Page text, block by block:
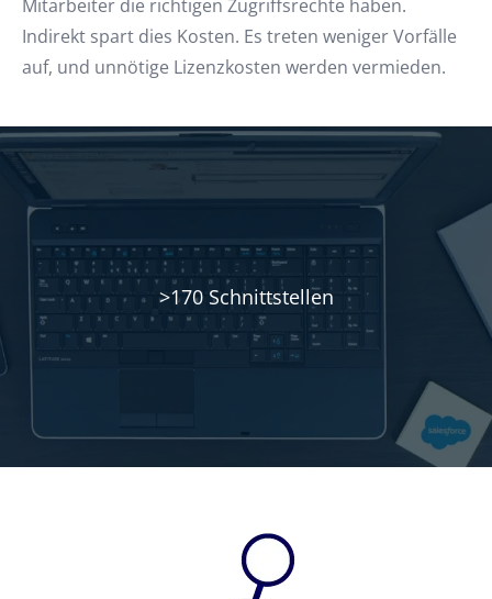
Mitarbeiter die richtigen Zugriffsrechte haben.
Indirekt spart dies Kosten. Es treten weniger Vorfälle
auf, und unnötige Lizenzkosten werden vermieden.
>170 Schnittstellen